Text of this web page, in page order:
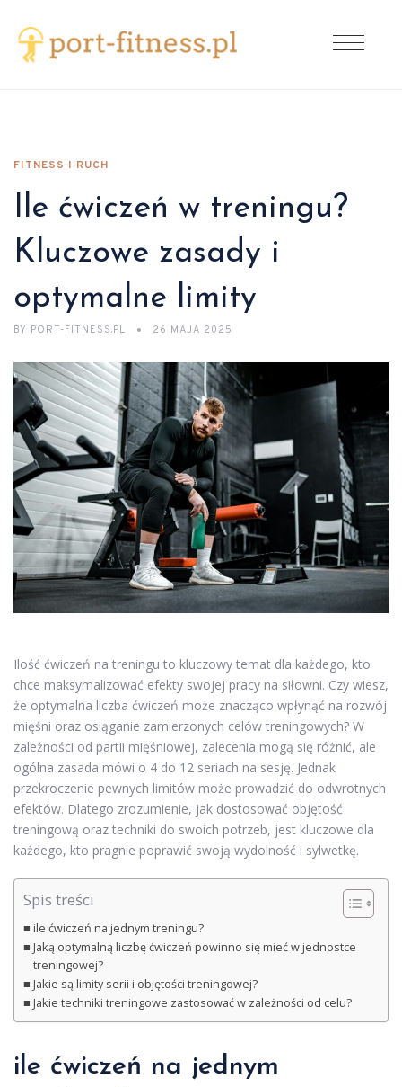
FITNESS I RUCH
Ile ćwiczeń w treningu?
Kluczowe zasady i
optymalne limity
BY PORT-FITNESS.PL 26 MAJA 2025
Ilość ćwiczeń na treningu to kluczowy temat dla każdego, kto
chce maksymalizować efekty swojej pracy na siłowni. Czy wiesz,
że optymalna liczba ćwiczeń może znacząco wpłynąć na rozwój
mięśni oraz osiąganie zamierzonych celów treningowych? W
zależności od partii mięśniowej, zalecenia mogą się różnić, ale
ogólna zasada mówi o 4 do 12 seriach na sesję. Jednak
przekroczenie pewnych limitów może prowadzić do odwrotnych
efektów. Dlatego zrozumienie, jak dostosować objętość
treningową oraz techniki do swoich potrzeb, jest kluczowe dla
każdego, kto pragnie poprawić swoją wydolność i sylwetkę.
Spis treści
ile ćwiczeń na jednym treningu?
Jaką optymalną liczbę ćwiczeń powinno się mieć w jednostce
treningowej?
Jakie są limity serii i objętości treningowej?
Jakie techniki treningowe zastosować w zależności od celu?
ile ćwiczeń na jednym